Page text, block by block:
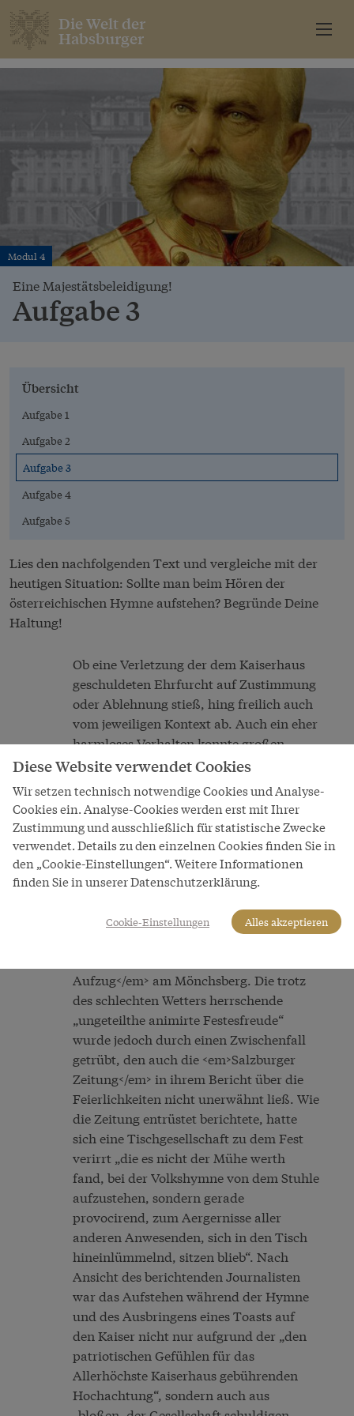
Die Welt der
Habsburger
Modul 4
Eine Majestätsbeleidigung!
Aufgabe 3
Übersicht
Aufgabe 1
Aufgabe 2
Aufgabe 3
Aufgabe 4
Aufgabe 5
Lies den nachfolgenden Text und vergleiche mit der
heutigen Situation: Sollte man beim Hören der
österreichischen Hymne aufstehen? Begründe Deine
Haltung!
Ob eine Verletzung der dem Kaiserhaus
geschuldeten Ehrfurcht auf Zustimmung
oder Ablehnung stieß, hing freilich auch
vom jeweiligen Kontext ab. Auch ein eher
harmloses Verhalten konnte großen
Unmut der Umgebung hervorrufen, wie
Feierlichkeiten zum 70. Geburtstag Franz
Josephs ereignete. Die Salzburger
Veteranen- und Kriegervereine
veranstalteten aus diesem Anlass am 5.
August 1900 ein Fest. Nachdem am
Universitätskirche zelebriert worden war,
feierte man am Abend in der
Aufzug</em> am Mönchsberg. Die trotz
des schlechten Wetters herrschende
„ungeteilthe animirte Festesfreude“
wurde jedoch durch einen Zwischenfall
getrübt, den auch die <em>Salzburger
Zeitung</em> in ihrem Bericht über die
Feierlichkeiten nicht unerwähnt ließ. Wie
die Zeitung entrüstet berichtete, hatte
sich eine Tischgesellschaft zu dem Fest
verirrt „die es nicht der Mühe werth
fand, bei der Volkshymne von dem Stuhle
aufzustehen, sondern gerade
provocirend, zum Aergernisse aller
anderen Anwesenden, sich in den Tisch
hineinlümmelnd, sitzen blieb“. Nach
Ansicht des berichtenden Journalisten
war das Aufstehen während der Hymne
und des Ausbringens eines Toasts auf
den Kaiser nicht nur aufgrund der „den
patriotischen Gefühlen für das
Allerhöchste Kaiserhaus gebührenden
Hochachtung“, sondern auch aus
Diese Website verwendet Cookies
Wir setzen technisch notwendige Cookies und Analyse-
Cookies ein. Analyse-Cookies werden erst mit Ihrer
Zustimmung und ausschließlich für statistische Zwecke
verwendet. Details zu den einzelnen Cookies finden Sie in
den „Cookie-Einstellungen“. Weitere Informationen
finden Sie in unserer Datenschutzerklärung.
Cookie-Einstellungen Alles akzeptieren